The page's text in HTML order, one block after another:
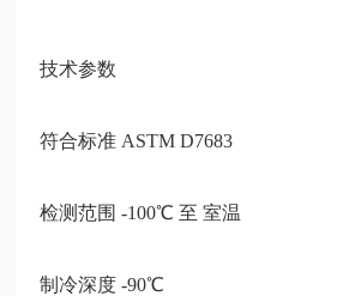
技术参数
符合标准 ASTM D7683
检测范围 -100℃ 至 室温
制冷深度 -90℃